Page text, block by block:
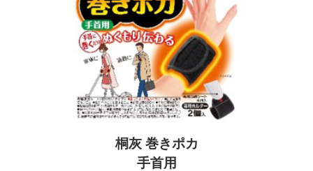
桐灰 巻きポカ
手首用